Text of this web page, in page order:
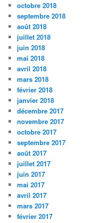
octobre 2018
septembre 2018
août 2018
juillet 2018
juin 2018
mai 2018
avril 2018
mars 2018
février 2018
janvier 2018
décembre 2017
novembre 2017
octobre 2017
septembre 2017
août 2017
juillet 2017
juin 2017
mai 2017
avril 2017
mars 2017
février 2017